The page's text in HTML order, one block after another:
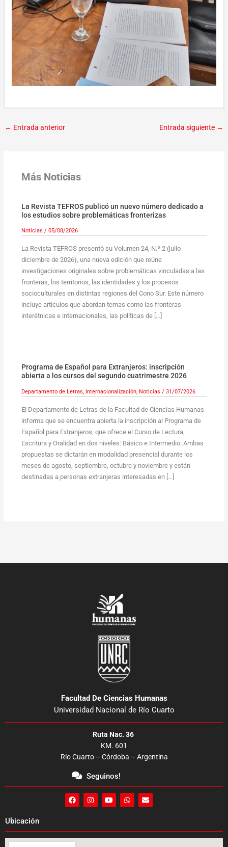
← Entrada anterior Entrada siguiente →
Más Noticias
La Revista TEFROS publicó un nuevo número dedicado a
los estudios sobre problemáticas fronterizas
Noticias / 05/08/2026
La Revista TEFROS presentó su Volumen 24, N.º 2 (julio-
diciembre de 2026), una nueva edición que reúne
investigaciones originales sobre problemáticas vinculadas a las
fronteras, los territorios, las identidades y los procesos
socioculturales en distintas regiones del Cono Sur. Este número
incluye artículos que abordan temas como las fronteras
interétnicas e internacionales, las políticas de […]
Programa de Español para Extranjeros: inscripción
abierta a los cursos del segundo cuatrimestre 2026
Departamento de Letras, Internacionalización, Noticias / 31/07/2026
El Departamento de Letras de la Facultad de Ciencias Humanas
informa que se encuentra abierta la inscripción al Programa de
Español para Extranjeros, que ofrece el Curso de Lectura,
Escritura y Oralidad en dos niveles: Básico e Intermedio. Ambas
propuestas se dictarán en modalidad presencial durante los
meses de agosto, septiembre, octubre y noviembre y están
destinadas a personas extranjeras interesadas en […]
Ubicación
Facultad De Ciencias Humanas
Universidad Nacional de Río Cuarto
Ruta Nac. 36
KM. 601
Río Cuarto – Córdoba – Argentina
Seguinos!
F
a
o
o
I
n
g
r
Y
o
b
e
W
h
a
p
E
n
o
p